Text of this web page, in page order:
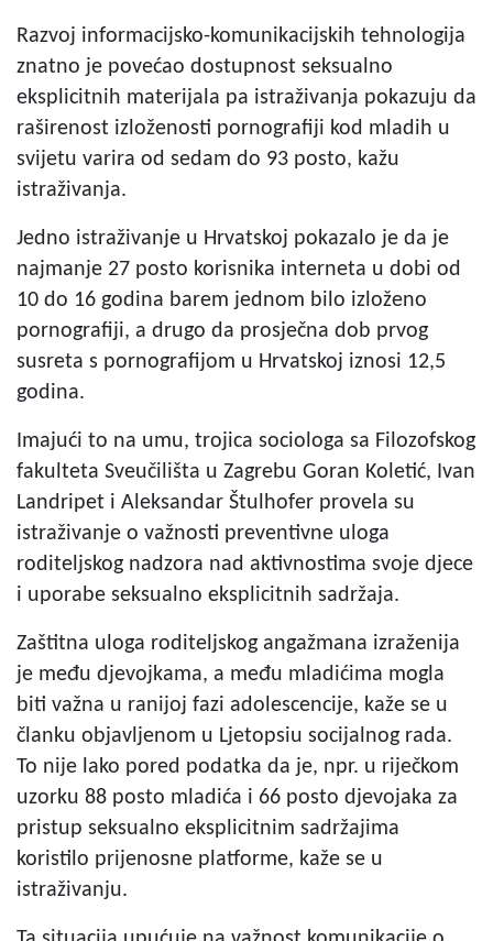
Razvoj informacijsko-komunikacijskih tehnologija
znatno je povećao dostupnost seksualno
eksplicitnih materijala pa istraživanja pokazuju da
raširenost izloženosti pornografiji kod mladih u
svijetu varira od sedam do 93 posto, kažu
istraživanja.
Jedno istraživanje u Hrvatskoj pokazalo je da je
najmanje 27 posto korisnika interneta u dobi od
10 do 16 godina barem jednom bilo izloženo
pornografiji, a drugo da prosječna dob prvog
susreta s pornografijom u Hrvatskoj iznosi 12,5
godina.
Imajući to na umu, trojica sociologa sa Filozofskog
fakulteta Sveučilišta u Zagrebu Goran Koletić, Ivan
Landripet i Aleksandar Štulhofer provela su
istraživanje o važnosti preventivne uloga
roditeljskog nadzora nad aktivnostima svoje djece
i uporabe seksualno eksplicitnih sadržaja.
Zaštitna uloga roditeljskog angažmana izraženija
je među djevojkama, a među mladićima mogla
biti važna u ranijoj fazi adolescencije, kaže se u
članku objavljenom u Ljetopsiu socijalnog rada.
To nije lako pored podatka da je, npr. u riječkom
uzorku 88 posto mladića i 66 posto djevojaka za
pristup seksualno eksplicitnim sadržajima
koristilo prijenosne platforme, kaže se u
istraživanju.